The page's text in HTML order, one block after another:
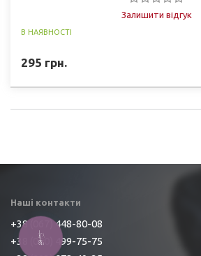
Залишити відгук
В НАЯВНОСТІ
295 грн.
Наші контакти
+38 (067) 448-80-08
+38 (050) 499-75-75
КНОПКА
ЗВ'ЯЗКУ